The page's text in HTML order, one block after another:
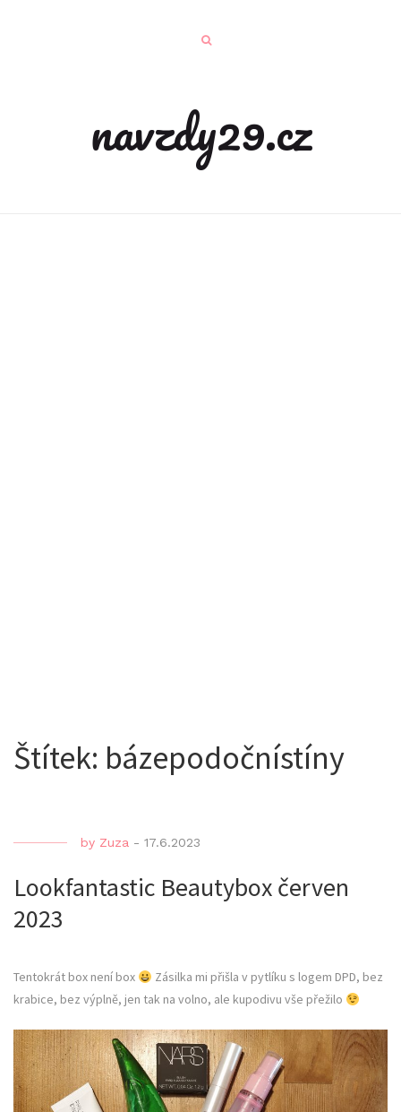
navzdy29.cz
Štítek: bázepodočnístíny
by Zuza - 17.6.2023
Lookfantastic Beautybox červen
2023
Tentokrát box není box
Zásilka mi přišla v pytlíku s logem DPD, bez
krabice, bez výplně, jen tak na volno, ale kupodivu vše přežilo